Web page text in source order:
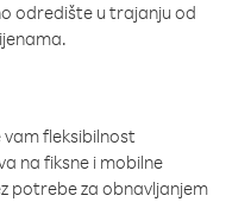
odredište u trajanju od
fleksibilnost
na fiksne i mobilne
potrebe za obnavljanjem